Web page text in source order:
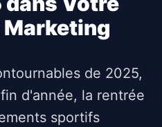
de 2025,
d'année, la rentrée
sportifs